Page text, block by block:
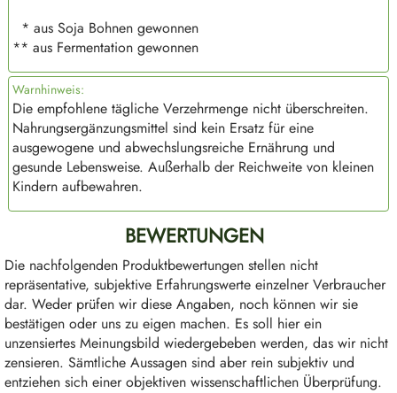
* aus Soja Bohnen gewonnen
** aus Fermentation gewonnen
Warnhinweis:
Die empfohlene tägliche Verzehrmenge nicht überschreiten.
Nahrungsergänzungsmittel sind kein Ersatz für eine
ausgewogene und abwechslungsreiche Ernährung und
gesunde Lebensweise. Außerhalb der Reichweite von kleinen
Kindern aufbewahren.
BEWERTUNGEN
Die nachfolgenden Produktbewertungen stellen nicht
repräsentative, subjektive Erfahrungswerte einzelner Verbraucher
dar. Weder prüfen wir diese Angaben, noch können wir sie
bestätigen oder uns zu eigen machen. Es soll hier ein
unzensiertes Meinungsbild wiedergebeben werden, das wir nicht
zensieren. Sämtliche Aussagen sind aber rein subjektiv und
entziehen sich einer objektiven wissenschaftlichen Überprüfung.